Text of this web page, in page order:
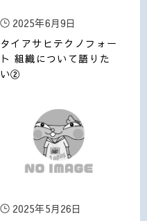
2025年6月9日
タイアサヒテクノフォー
ト 組織について語りた
い②
2025年5月26日